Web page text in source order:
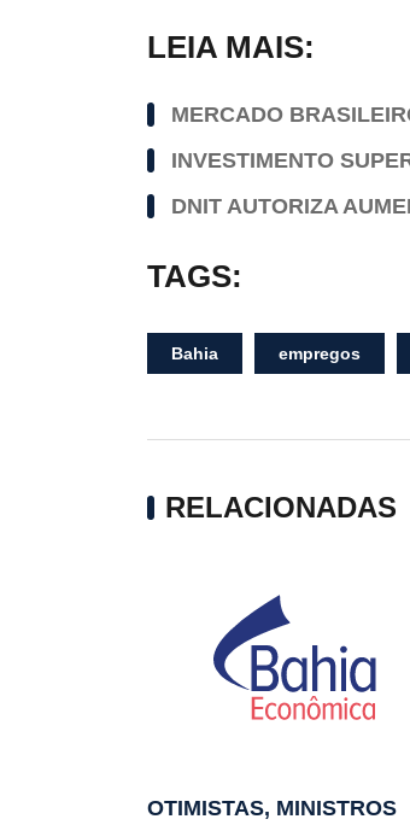
LEIA MAIS:
MERCADO
INVESTIMENTO
DNIT AUTORIZA
TAGS:
Bahia empregos
RELACIONADAS
OTIMISTAS, MINISTROS